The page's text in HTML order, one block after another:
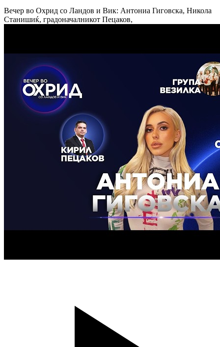
Вечер во Охрид со Ландов и Вик: Антониа Гиговска, Никола
Станишиќ, градоначалникот Пецаков,